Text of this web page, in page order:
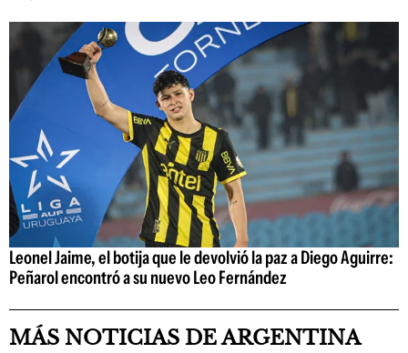
Leonel Jaime, el botija que le devolvió la paz a Diego Aguirre:
Peñarol encontró a su nuevo Leo Fernández
MÁS NOTICIAS DE ARGENTINA